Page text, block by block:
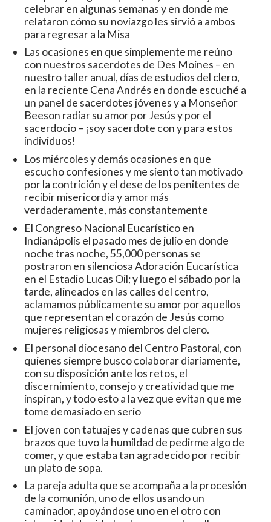
celebrar en algunas semanas y en donde me
relataron cómo su noviazgo les sirvió a ambos
para regresar a la Misa
Las ocasiones en que simplemente me reúno
con nuestros sacerdotes de Des Moines – en
nuestro taller anual, días de estudios del clero,
en la reciente Cena Andrés en donde escuché a
un panel de sacerdotes jóvenes y a Monseñor
Beeson radiar su amor por Jesús y por el
sacerdocio – ¡soy sacerdote con y para estos
individuos!
Los miércoles y demás ocasiones en que
escucho confesiones y me siento tan motivado
por la contrición y el dese de los penitentes de
recibir misericordia y amor más
verdaderamente, más constantemente
El Congreso Nacional Eucarístico en
Indianápolis el pasado mes de julio en donde
noche tras noche, 55,000 personas se
postraron en silenciosa Adoración Eucarística
en el Estadio Lucas Oil; y luego el sábado por la
tarde, alineados en las calles del centro,
aclamamos públicamente su amor por aquellos
que representan el corazón de Jesús como
mujeres religiosas y miembros del clero.
El personal diocesano del Centro Pastoral, con
quienes siempre busco colaborar diariamente,
con su disposición ante los retos, el
discernimiento, consejo y creatividad que me
inspiran, y todo esto a la vez que evitan que me
tome demasiado en serio
El joven con tatuajes y cadenas que cubren sus
brazos que tuvo la humildad de pedirme algo de
comer, y que estaba tan agradecido por recibir
un plato de sopa.
La pareja adulta que se acompaña a la procesión
de la comunión, uno de ellos usando un
caminador, apoyándose uno en el otro con